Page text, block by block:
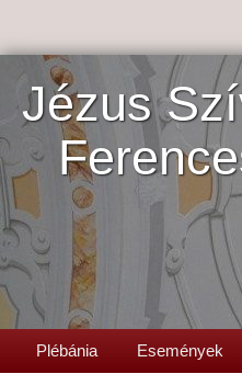
Jézus
Plébánia Események